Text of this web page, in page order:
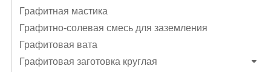
Графитная мастика
Графитно-солевая смесь для заземления
Графитовая вата
Графитовая заготовка круглая